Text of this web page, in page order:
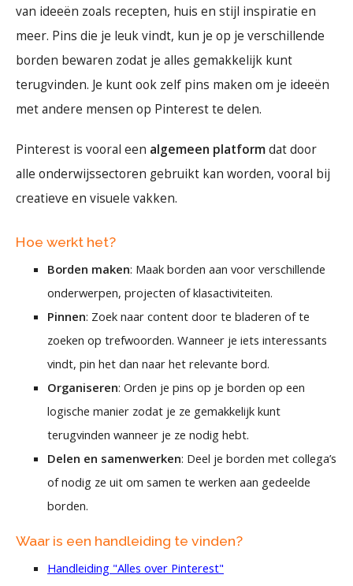
van ideeën zoals recepten, huis en stijl inspiratie en
meer. Pins die je leuk vindt, kun je op je verschillende
borden bewaren zodat je alles gemakkelijk kunt
terugvinden. Je kunt ook zelf pins maken om je ideeën
met andere mensen op Pinterest te delen.
Pinterest is vooral een algemeen platformdat door
alle onderwijssectoren gebruikt kan worden, vooral bij
creatieve en visuele vakken.
Hoe werkt het?
Borden maken: Maak borden aan voor verschillende
onderwerpen, projecten of klasactiviteiten.
Pinnen: Zoek naar content door te bladeren of te
zoeken op trefwoorden. Wanneer je iets interessants
vindt, pin het dan naar het relevante bord.
Organiseren: Orden je pins op je borden op een
logische manier zodat je ze gemakkelijk kunt
terugvinden wanneer je ze nodig hebt.
Delen en samenwerken: Deel je borden met collega’s
of nodig ze uit om samen te werken aan gedeelde
borden.
Waar is een handleiding te vinden?
Handleiding "Alles over Pinterest"